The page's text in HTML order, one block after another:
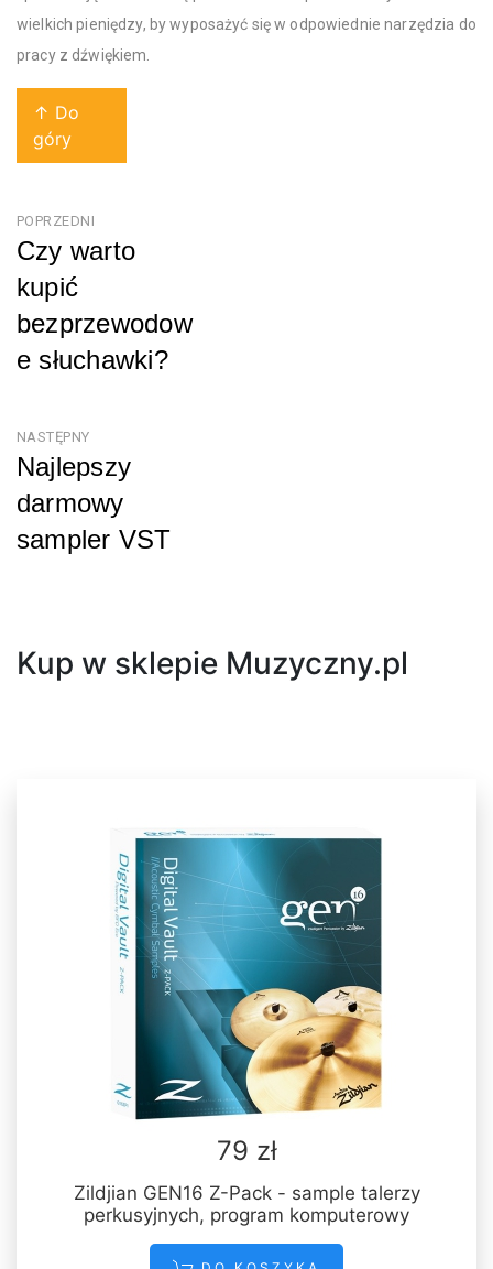
wielkich pieniędzy, by wyposażyć się w odpowiednie narzędzia do
pracy z dźwiękiem.
↑ Do
góry
Nawigacja
wpisu
POPRZEDNI
Czy warto
kupić
bezprzewodow
e słuchawki?
NASTĘPNY
Najlepszy
darmowy
sampler VST
Kup w sklepie Muzyczny.pl
79 zł
Zildjian GEN16 Z-Pack - sample talerzy
perkusyjnych, program komputerowy